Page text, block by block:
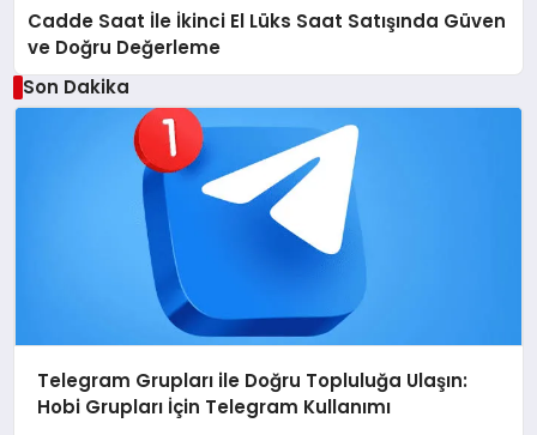
Cadde Saat İle İkinci El Lüks Saat Satışında Güven
ve Doğru Değerleme
Son Dakika
Telegram Grupları ile Doğru Topluluğa Ulaşın:
Hobi Grupları İçin Telegram Kullanımı